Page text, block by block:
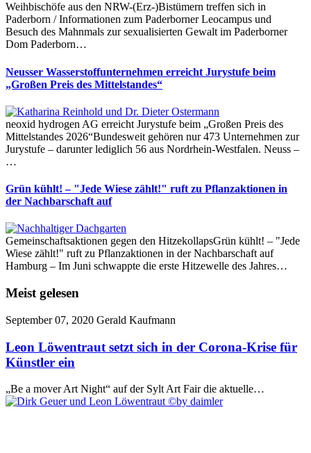
Weihbischöfe aus den NRW-(Erz-)Bistümern treffen sich in
Paderborn / Informationen zum Paderborner Leocampus und
Besuch des Mahnmals zur sexualisierten Gewalt im Paderborner
Dom Paderborn…
Neusser Wasserstoffunternehmen erreicht Jurystufe beim
„Großen Preis des Mittelstandes“
neoxid hydrogen AG erreicht Jurystufe beim „Großen Preis des
Mittelstandes 2026“Bundesweit gehören nur 473 Unternehmen zur
Jurystufe – darunter lediglich 56 aus Nordrhein-Westfalen. Neuss –
…
Grün kühlt! – "Jede Wiese zählt!" ruft zu Pflanzaktionen in
der Nachbarschaft auf
Gemeinschaftsaktionen gegen den HitzekollapsGrün kühlt! – "Jede
Wiese zählt!" ruft zu Pflanzaktionen in der Nachbarschaft auf
Hamburg – Im Juni schwappte die erste Hitzewelle des Jahres…
Meist gelesen
September 07, 2020 Gerald Kaufmann
Leon Löwentraut setzt sich in der Corona-Krise für
Künstler ein
„Be a mover Art Night“ auf der Sylt Art Fair die aktuelle…